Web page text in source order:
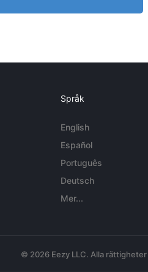
Språk
English
Español
Português
Deutsch
Mer...
© 2026 Eezy LLC. Alla